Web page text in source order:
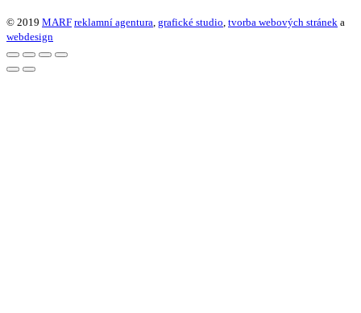
© 2019 MARF reklamní agentura grafické studio tvorba webových stránek a
webdesign